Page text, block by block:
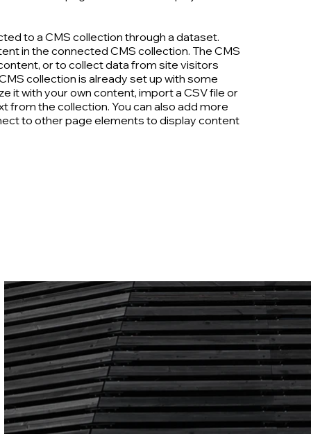
to a CMS collection through a dataset.
in the connected CMS collection. The CMS
or to collect data from site visitors
collection is already set up with some
it with your own content, import a CSV file or
from the collection. You can also add more
to other page elements to display content